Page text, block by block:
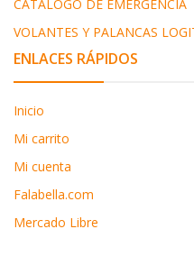
CATALOGO DE EMERGENCIA
VOLANTES Y PALANCAS
ENLACES RÁPIDOS
Inicio
Mi carrito
Mi cuenta
Falabella.com
Mercado Libre